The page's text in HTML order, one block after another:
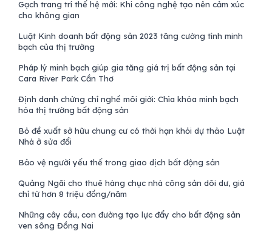
Gạch trang trí thế hệ mới: Khi công nghệ tạo nên cảm xúc
cho không gian
Luật Kinh doanh bất động sản 2023 tăng cường tính minh
bạch của thị trường
Pháp lý minh bạch giúp gia tăng giá trị bất động sản tại
Cara River Park Cần Thơ
Định danh chứng chỉ nghề môi giới: Chìa khóa minh bạch
hóa thị trường bất động sản
Bỏ đề xuất sở hữu chung cư có thời hạn khỏi dự thảo Luật
Nhà ở sửa đổi
Bảo vệ người yếu thế trong giao dịch bất động sản
Quảng Ngãi cho thuê hàng chục nhà công sản dôi dư, giá
chỉ từ hơn 8 triệu đồng/năm
Những cây cầu, con đường tạo lực đẩy cho bất động sản
ven sông Đồng Nai